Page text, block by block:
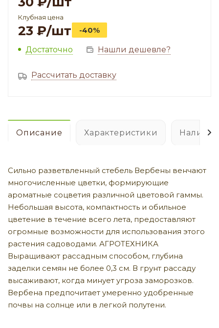
Клубная цена
23 ₽/шт -40%
Достаточно Нашли дешевле?
Рассчитать доставку
Описание Характеристики
Сильно разветвленный стебель Вербены венчают
многочисленные цветки, формирующие
ароматные соцветия различной цветовой гаммы.
Небольшая высота, компактность и обильное
цветение в течение всего лета, предоставляют
огромные возможности для использования этого
растения садоводами. АГРОТЕХНИКА
Выращивают рассадным способом, глубина
заделки семян не более 0,3 см. В грунт рассаду
высаживают, когда минует угроза заморозков.
Вербена предпочитает умеренно удобренные
почвы на солнце или в легкой полутени.